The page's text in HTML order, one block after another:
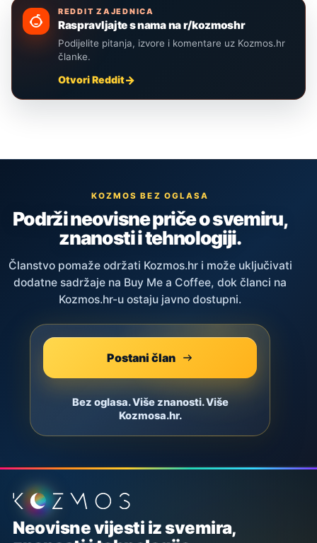
REDDIT ZAJEDNICA
Raspravljajte s nama na r/kozmoshr
Podijelite pitanja, izvore i komentare uz Kozmos.hr
članke.
Otvori Reddit
KOZMOS BEZ OGLASA
Podrži neovisne priče o svemiru,
znanosti i tehnologiji.
Članstvo pomaže održati Kozmos.hr i može uključivati
dodatne sadržaje na Buy Me a Coffee, dok članci na
Kozmos.hr-u ostaju javno dostupni.
Postani član
Bez oglasa. Više znanosti. Više
Kozmosa.hr.
Podnožje stranice
Neovisne vijesti iz svemira,